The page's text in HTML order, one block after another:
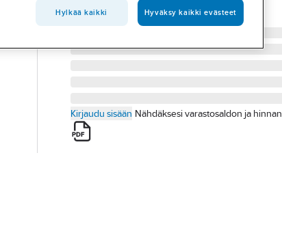
3219186
Toimittajan tuotenumero: 538738
Kirjaudu sisään Nähdäksesi varastosaldon ja hinnan
Hylkää kaikki Hyväksy kaikki evästeet